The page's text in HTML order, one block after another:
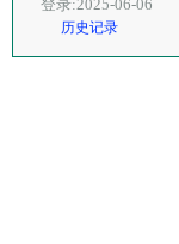
登录:2025-06-06
历史记录